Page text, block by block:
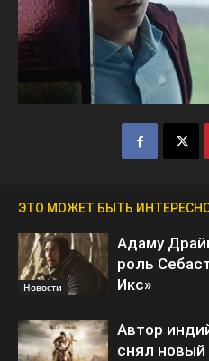
ЭТО МОЖЕТ БЫТЬ
Новости
Адаму
роль
Икс»
Автор
снял